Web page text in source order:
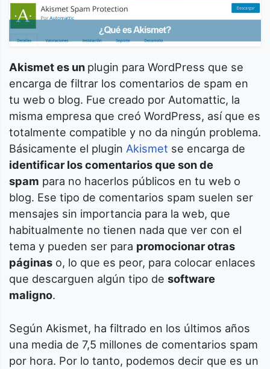
Akismet es un plugin para WordPress que se
encarga de filtrar los comentarios de spam en
tu web o blog. Fue creado por Automattic, la
misma empresa que creó WordPress, así que es
totalmente compatible y no da ningún problema.
Básicamente el plugin Akismet se encarga de
identificar los comentarios que son de
spam para no hacerlos públicos en tu web o
blog. Ese tipo de comentarios spam suelen ser
mensajes sin importancia para la web, que
habitualmente no tienen nada que ver con el
tema y pueden ser para promocionar otras
páginas o, lo que es peor, para colocar enlaces
que descarguen algún tipo de software
maligno.
Según Akismet, ha filtrado en los últimos años
una media de 7,5 millones de comentarios spam
por hora. Por lo tanto, podemos decir que es un